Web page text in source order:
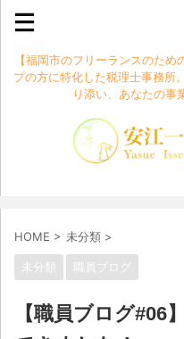
【福岡市のフリーランスのた
プの方に特化した税理士事務所
り添い、あなたの事
HOME > 未分類 >
未分類 職員ブログ
【職員ブログ#06